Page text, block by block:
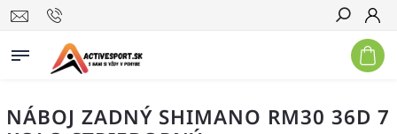
Hľadať
NÁBOJ ZADNÝ SHIMANO RM30 36D 7